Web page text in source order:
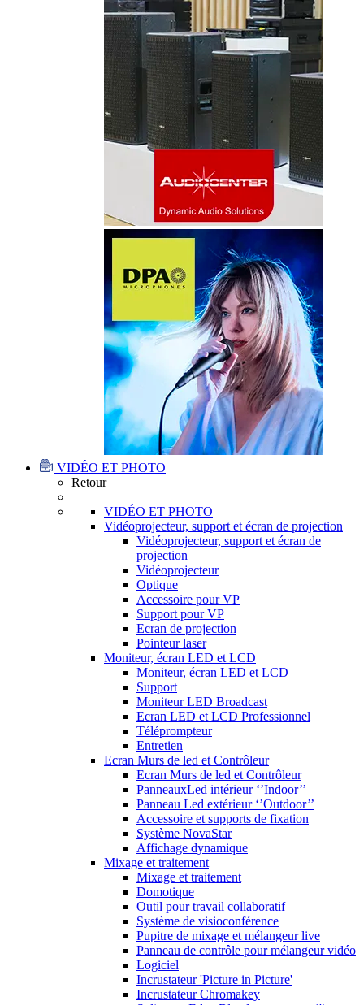
VIDÉO ET PHOTO
Retour
VIDÉO ET PHOTO
Vidéoprojecteur, support et écran de projection
Vidéoprojecteur, support et écran de
projection
Vidéoprojecteur
Optique
Accessoire pour VP
Support pour VP
Ecran de projection
Pointeur laser
Moniteur, écran LED et LCD
Moniteur, écran LED et LCD
Support
Moniteur LED Broadcast
Ecran LED et LCD Professionnel
Téléprompteur
Entretien
Ecran Murs de led et Contrôleur
Ecran Murs de led et Contrôleur
PanneauxLed intérieur ‘’Indoor’’
Panneau Led extérieur ‘’Outdoor’’
Accessoire et supports de fixation
Système NovaStar
Affichage dynamique
Mixage et traitement
Mixage et traitement
Domotique
Outil pour travail collaboratif
Système de visioconférence
Pupitre de mixage et mélangeur live
Panneau de contrôle pour mélangeur vidéo
Logiciel
Incrustateur 'Picture in Picture'
Incrustateur Chromakey